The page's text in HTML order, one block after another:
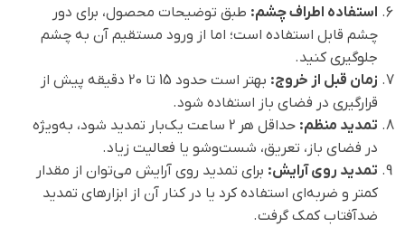
استفاده اطراف چشم: طبق توضیحات محصول، برای دور
چشم قابل استفاده است؛ اما از ورود مستقیم آن به چشم
جلوگیری کنید.
زمان قبل از خروج:
بهتر است حدود 15 تا 20 دقیقه پیش از
قرارگیری در فضای باز استفاده شود.
تمدید منظم:
حداقل هر 2 ساعت یک‌بار تمدید شود، به‌ویژه
در فضای باز، تعریق، شست‌وشو یا فعالیت زیاد.
تمدید روی آرایش: برای تمدید روی آرایش می‌توان از مقدار
کمتر و ضربه‌ای استفاده کرد یا در کنار آن از ابزارهای تمدید
ضدآفتاب کمک گرفت.